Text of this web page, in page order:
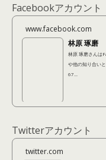
Facebookアカウント
www.facebook.com
林原 琢磨
林原 琢磨さんは
や他の知り合い
67...
Twitterアカウント
twitter.com